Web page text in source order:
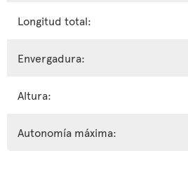
Longitud total:
Envergadura:
Altura:
Autonomía máxima: